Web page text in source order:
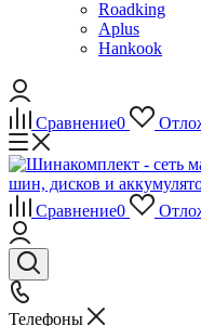
Roadking
Aplus
Hankook
Сравнение0
Сравнение0
Телефоны